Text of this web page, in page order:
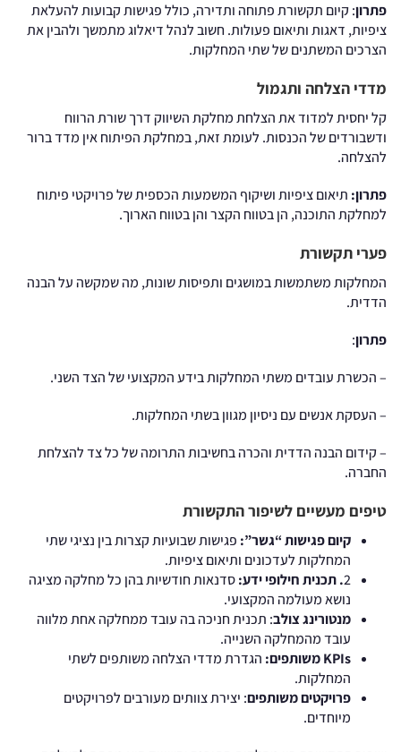
פתרון: קיום תקשורת פתוחה ותדירה, כולל פגישות קבועות להעלאת
ציפיות, דאגות ותיאום פעולות. חשוב לנהל דיאלוג מתמשך ולהבין את
הצרכים המשתנים של שתי המחלקות.
מדדי הצלחה ותגמול
קל יחסית למדוד את הצלחת מחלקת השיווק דרך שורת הרווח
ודשבורדים של הכנסות. לעומת זאת, במחלקת הפיתוח אין מדד ברור
להצלחה.
פתרון: תיאום ציפיות ושיקוף המשמעות הכספית של פרויקטי פיתוח
למחלקת התוכנה, הן בטווח הקצר והן בטווח הארוך.
פערי תקשורת
המחלקות משתמשות במושגים ותפיסות שונות, מה שמקשה על הבנה
הדדית.
פתרון:
– הכשרת עובדים משתי המחלקות בידע המקצועי של הצד השני.
– העסקת אנשים עם ניסיון מגוון בשתי המחלקות.
– קידום הבנה הדדית והכרה בחשיבות התרומה של כל צד להצלחת
החברה.
טיפים מעשיים לשיפור התקשורת
קיום פגישות “גשר”: פגישות שבועיות קצרות בין נציגי שתי
המחלקות לעדכונים ותיאום ציפיות.
2. תכנית חילופי ידע:סדנאות חודשיות בהן כל מחלקה מציגה
נושא מעולמה המקצועי.
מנטורינג צולב: תכנית חניכה בה עובד ממחלקה אחת מלווה
עובד מהמחלקה השנייה.
KPIs משותפים:
הגדרת מדדי הצלחה משותפים לשתי
המחלקות.
פרויקטים משותפים: יצירת צוותים מעורבים לפרויקטים
מיוחדים.